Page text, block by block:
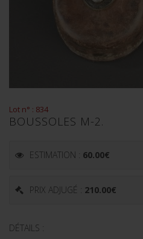
Lot n° : 834
BOUSSOLES M-2.
ESTIMATION : 60.00€
PRIX ADJUGÉ : 210.00€
DÉTAILS :